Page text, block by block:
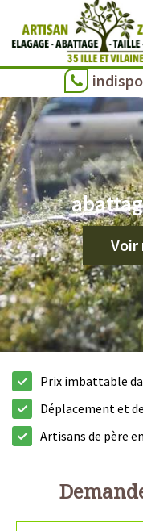
Voir
Prix imbattable
Déplacement et
Artisans de père